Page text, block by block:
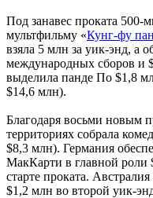
Под занавес проката
мультфильму «Кунг-фу
взяла 5 млн за уик-энд, а
международных сборов и
выделила панде По $1,8
$14,6 млн).
Благодаря восьми новым
территориях собрала
$8,3 млн). Германия
МакКарти в главной роли
старте проката.
$1,2 млн во второй уик-